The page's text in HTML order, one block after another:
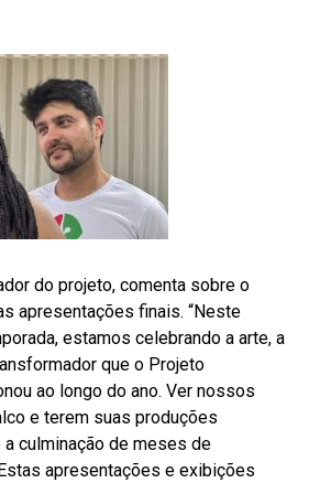
do projeto, comenta sobre o
apresentações finais. “Neste
estamos celebrando a arte, a
que o Projeto
ao longo do ano. Ver nossos
e terem suas produções
culminação de meses de
apresentações e exibições